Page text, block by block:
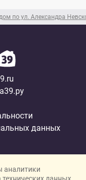
по ул. Александра
данных
аналитики